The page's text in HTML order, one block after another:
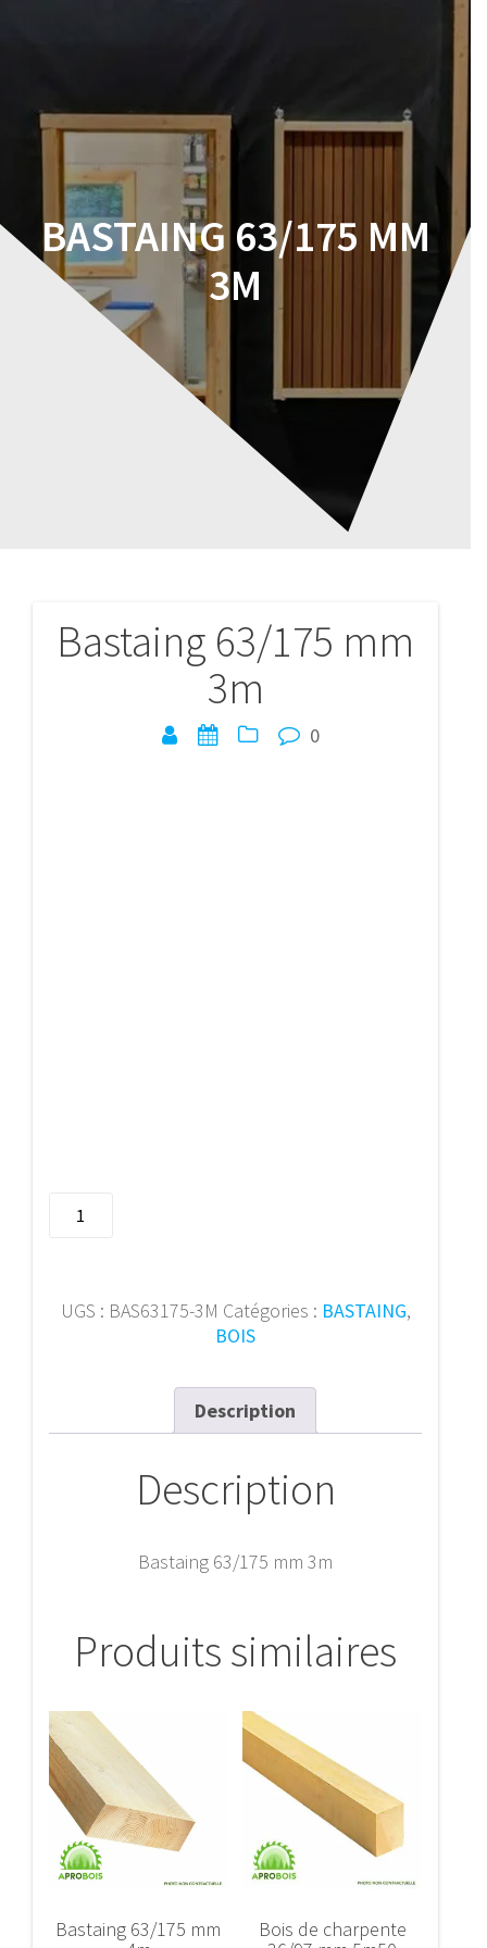
BASTAING 63/175 MM
3M
Bastaing 63/175 mm
3m
0
quantité
mm
UGS : BAS63175-3M Catégories : BASTAING,
BOIS
Description
Description
Bastaing 63/175 mm 3m
Produits similaires
Bastaing 63/175 mm
Bois de charpente
Navigation